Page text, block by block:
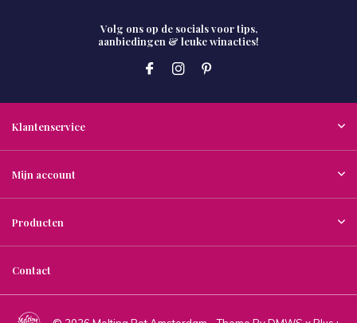
Volg ons op de socials voor tips,
aanbiedingen & leuke winacties!
Klantenservice
Mijn account
Producten
Contact